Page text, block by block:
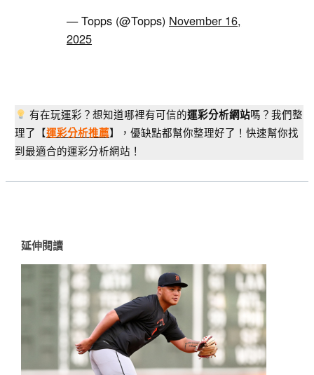
— Topps (@Topps) November 16,
2025
有在玩運彩？想知道哪裡有可信的運彩分析網站嗎？我們整
理了【運彩分析推薦】，優缺點都幫你整理好了！快速幫你找
到最適合的運彩分析網站！
延伸閱讀